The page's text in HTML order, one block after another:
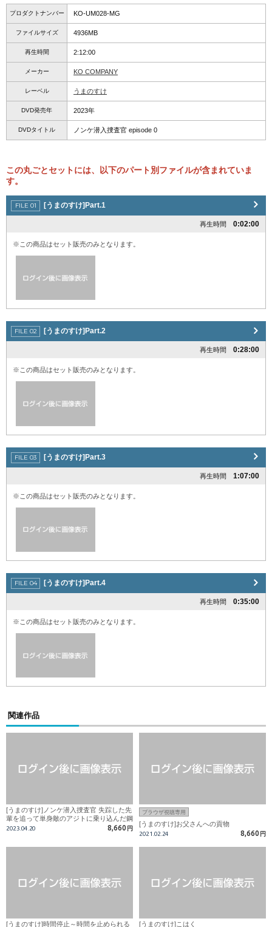
プロダクトナンバー KO-UM028-MG
ファイルサイズ 4936MB
再生時間 2:12:00
メーカー KO COMPANY
レーベル うまのすけ
DVD発売年 2023年
DVDタイトル ノンケ潜入捜査官 episode 0
この丸ごとセットには、以下のパート別ファイルが含まれていま
す。
[うまのすけ]Part.1
再生時間 0:02:00
※この商品はセット販売のみとなります。
[うまのすけ]Part.2
再生時間 0:28:00
※この商品はセット販売のみとなります。
[うまのすけ]Part.3
再生時間 1:07:00
※この商品はセット販売のみとなります。
[うまのすけ]Part.4
再生時間 0:35:00
※この商品はセット販売のみとなります。
関連作品
[うまのすけ]ノンケ潜入捜査官 失踪した先
輩を追って単身敵のアジトに乗り込んだ鋼
のエージェント
2023.04.20 8,660 円
ブラウザ視聴専用
[うまのすけ]お父さんへの貢物
2021.02.24 8,660 円
[うまのすけ]時間停止～時間を止められる [うまのすけ]こはく